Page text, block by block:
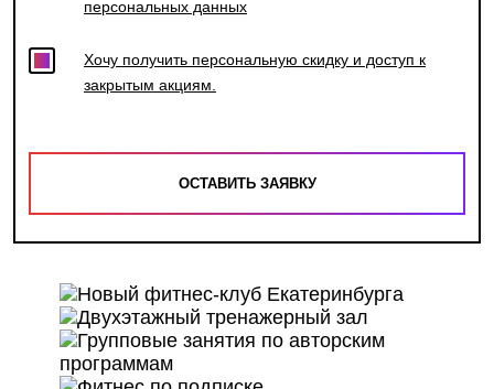
персональных данных
Хочу получить персональную скидку и доступ к
закрытым акциям.